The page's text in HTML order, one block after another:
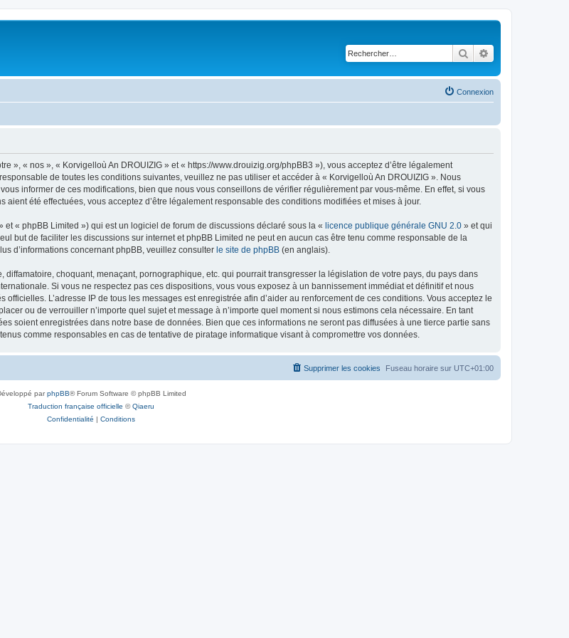
Rechercher
Connexion
», « nos », « Korvigelloù An DROUIZIG » et « https://www.drouizig.org/phpBB3 »), vous acceptez d’être légalement
de toutes les conditions suivantes, veuillez ne pas utiliser et accéder à « Korvigelloù An DROUIZIG ». Nous
informer de ces modifications, bien que nous vous conseillons de vérifier régulièrement par vous-même. En effet, si vous
été effectuées, vous acceptez d’être légalement responsable des conditions modifiées et mises à jour.
« phpBB Limited ») qui est un logiciel de forum de discussions déclaré sous la « licence publique générale GNU 2.0 » et qui
but de faciliter les discussions sur internet et phpBB Limited ne peut en aucun cas être tenu comme responsable de la
d’informations concernant phpBB, veuillez consulter le site de phpBB (en anglais).
choquant, menaçant, pornographique, etc. qui pourrait transgresser la législation de votre pays, du pays dans
Si vous ne respectez pas ces dispositions, vous vous exposez à un bannissement immédiat et définitif et nous
L’adresse IP de tous les messages est enregistrée afin d’aider au renforcement de ces conditions. Vous acceptez le
ou de verrouiller n’importe quel sujet et message à n’importe quel moment si nous estimons cela nécessaire. En tant
soient enregistrées dans notre base de données. Bien que ces informations ne seront pas diffusées à une tierce partie sans
comme responsables en cas de tentative de piratage informatique visant à compromettre vos données.
Fuseau horaire sur UTC+01:00
Supprimer les cookies
parphpBB® Forum Software © phpBB Limited
Traduction française officielle ©Qiaeru
Confidentialité | Conditions